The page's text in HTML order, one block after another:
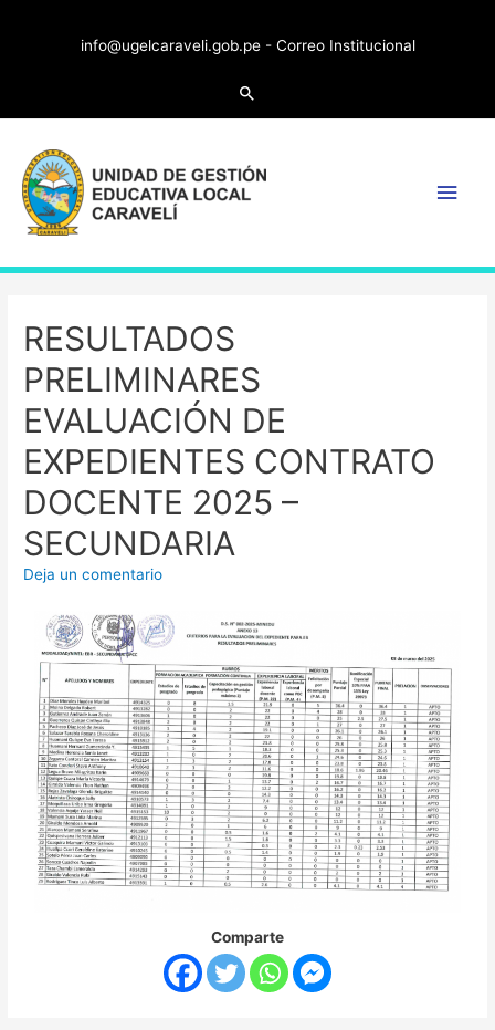
info@ugelcaraveli.gob.pe - Correo Institucional
RESULTADOS
PRELIMINARES
EVALUACIÓN DE
EXPEDIENTES CONTRATO
DOCENTE 2025 –
SECUNDARIA
Deja un comentario
Comparte